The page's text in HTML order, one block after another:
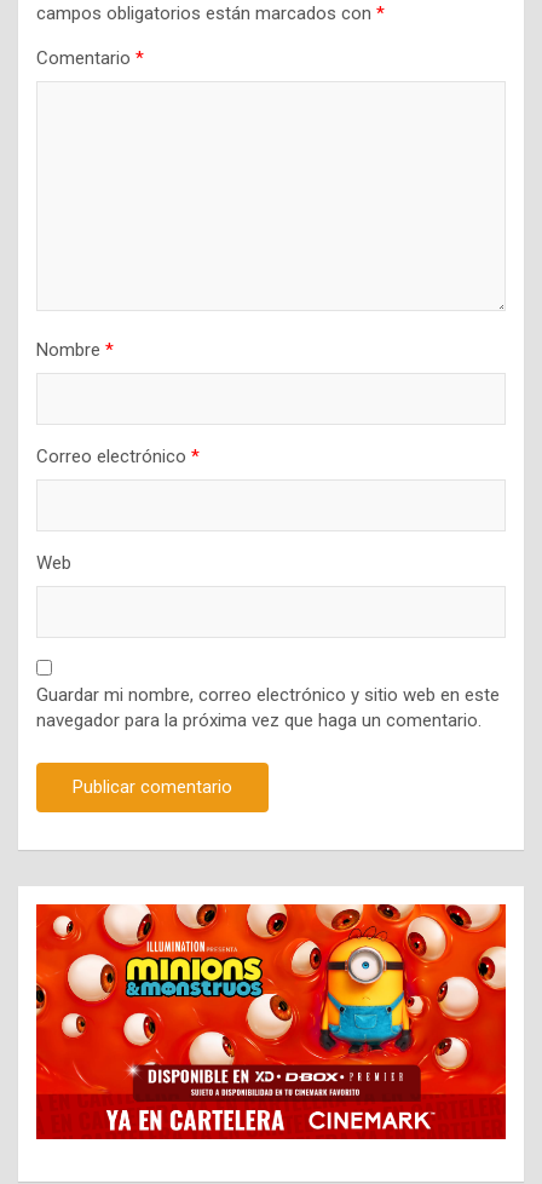
campos obligatorios están marcados con *
Comentario *
Nombre *
Correo electrónico *
Web
Guardar mi nombre, correo electrónico y sitio web en este
navegador para la próxima vez que haga un comentario.